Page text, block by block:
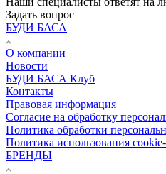
Задать вопрос
БУДИ БАСА
О компании
Новости
БУДИ БАСА Клуб
Контакты
Правовая информация
Согласие на обработку
Политика обработки
Политика использования
БРЕНДЫ